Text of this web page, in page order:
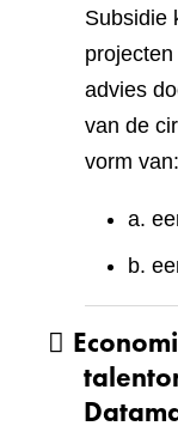
Subsidie
advies
van de
vorm van:
a.
b.